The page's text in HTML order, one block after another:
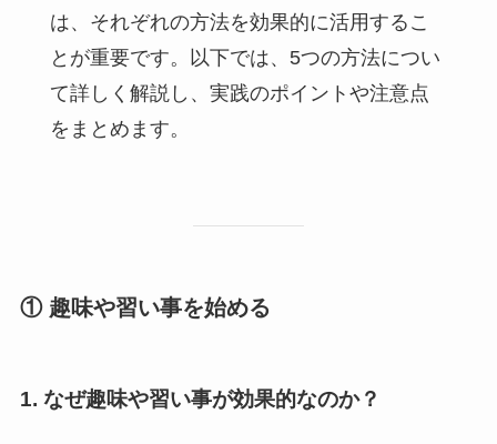
は、それぞれの方法を効果的に活用するこ
とが重要です。以下では、5つの方法につい
て詳しく解説し、実践のポイントや注意点
をまとめます。
① 趣味や習い事を始める
1. なぜ趣味や習い事が効果的なのか？